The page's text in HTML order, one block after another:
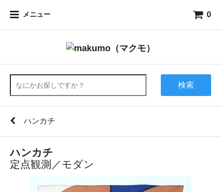
メニュー 0
検索
ハンカチ
ハンカチ
定点観測／モダン